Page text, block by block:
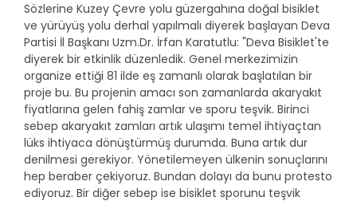
Sözlerine Kuzey Çevre yolu güzergahına doğal bisiklet
ve yürüyüş yolu derhal yapılmalı diyerek başlayan Deva
Partisi İl Başkanı Uzm.Dr. İrfan Karatutlu: "Deva Bisiklet'te
diyerek bir etkinlik düzenledik. Genel merkezimizin
organize ettiği 81 ilde eş zamanlı olarak başlatılan bir
proje bu. Bu projenin amacı son zamanlarda akaryakıt
fiyatlarına gelen fahiş zamlar ve sporu teşvik. Birinci
sebep akaryakıt zamları artık ulaşımı temel ihtiyaçtan
lüks ihtiyaca dönüştürmüş durumda. Buna artık dur
denilmesi gerekiyor. Yönetilemeyen ülkenin sonuçlarını
hep beraber çekiyoruz. Bundan dolayı da bunu protesto
ediyoruz. Bir diğer sebep ise bisiklet sporunu teşvik